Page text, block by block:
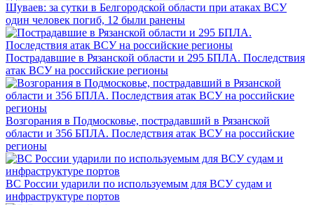
Шуваев: за сутки в Белгородской области при атаках ВСУ
один человек погиб, 12 были ранены
Пострадавшие в Рязанской области и 295 БПЛА. Последствия
атак ВСУ на российские регионы
Возгорания в Подмосковье, пострадавший в Рязанской
области и 356 БПЛА. Последствия атак ВСУ на российские
регионы
ВС России ударили по используемым для ВСУ судам и
инфраструктуре портов